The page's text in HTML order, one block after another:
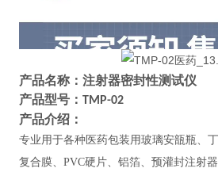
产品名称： 注射器密封性测试仪
产品型号： TMP-02
产品介绍：
专业用于各种医药包装用玻璃安瓿瓶、
复合膜、 PVC硬片、铝箔、预灌封注射